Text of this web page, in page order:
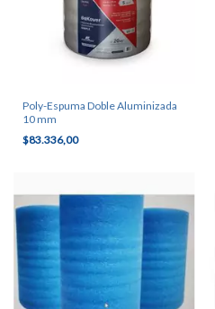
Poly-Espuma Doble Aluminizada
10 mm
$83.336,00